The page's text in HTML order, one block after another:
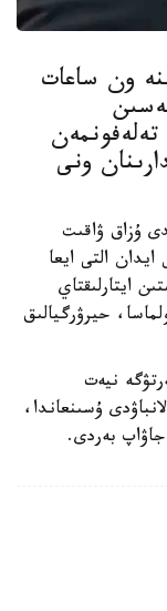
ون ساعات
ونى
ۇزاق ۋاقىت
التى ايعا
ايتارلىقتاي
حيرۋرگيالىق
نيەت
ۇسىنعاندا،
بەردى.